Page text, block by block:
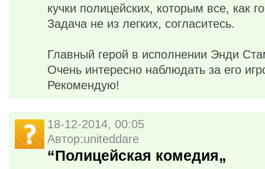
кучки полицейских, которым все, как
Задача не из легких, согласитесь.
Главный герой в исполнении Энди
Очень интересно наблюдать за его
Рекомендую!
18-12-2014, 00:05
Автор:uniteddare
“Полицейская комедия„